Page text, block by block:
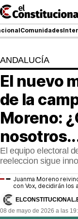
Ir
al
contenido
Comunidades
NACIONAL
COMUNIDADES
ElConstitucional
MásQueTele
MásQueEstilo
ANDALUCÍA
El nuevo
de la
Moreno:
El equipo electoral
reeleccion sigue
Juanma Moreno
con Vox, decidirán los
08 de mayo de 2026 a las